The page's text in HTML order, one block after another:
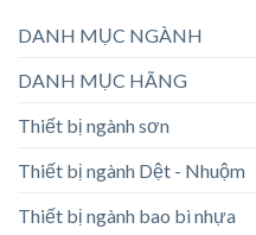
DANH MỤC NGÀNH
DANH MỤC HÃNG
Thiết bị ngành sơn
Thiết bị ngành Dệt - Nhuộm
Thiết bị ngành bao bì nhựa